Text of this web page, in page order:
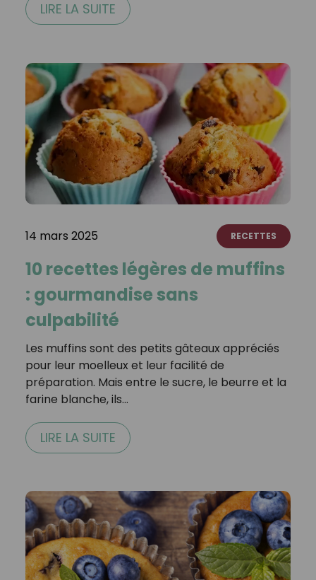
LIRE LA SUITE
14 mars 2025 RECETTES
10 recettes légères de muffins
: gourmandise sans
culpabilité
Les muffins sont des petits gâteaux appréciés
pour leur moelleux et leur facilité de
préparation. Mais entre le sucre, le beurre et la
farine blanche, ils…
LIRE LA SUITE